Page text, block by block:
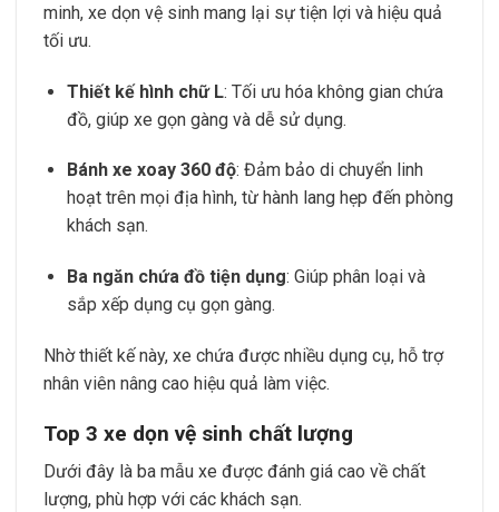
minh, xe dọn vệ sinh mang lại sự tiện lợi và hiệu quả
tối ưu.
Thiết kế hình chữ L: Tối ưu hóa không gian chứa
đồ, giúp xe gọn gàng và dễ sử dụng.
Bánh xe xoay 360 độ: Đảm bảo di chuyển linh
hoạt trên mọi địa hình, từ hành lang hẹp đến phòng
khách sạn.
Ba ngăn chứa đồ tiện dụng: Giúp phân loại và
sắp xếp dụng cụ gọn gàng.
Nhờ thiết kế này, xe chứa được nhiều dụng cụ, hỗ trợ
nhân viên nâng cao hiệu quả làm việc.
Top 3 xe dọn vệ sinh chất lượng
Dưới đây là ba mẫu xe được đánh giá cao về chất
lượng, phù hợp với các khách sạn.